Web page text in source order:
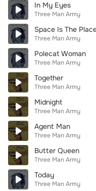
In My Eyes
Three Man Army
Space Is The
Three Man Army
Polecat Woman
Three Man Army
Together
Three Man Army
Midnight
Three Man Army
Agent Man
Three Man Army
Butter Queen
Three Man Army
Today
Three Man Army